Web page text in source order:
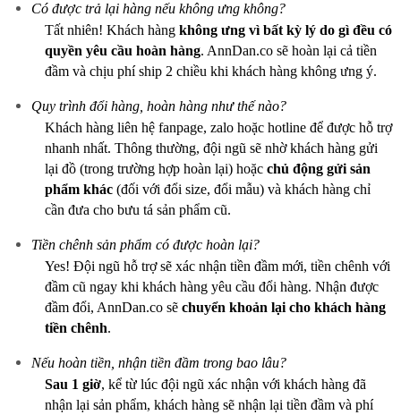
Có được trả lại hàng nếu không ưng không?
Tất nhiên! Khách hàng không ưng vì bất kỳ lý do gì đều có
quyền yêu cầu hoàn hàng. AnnDan.co sẽ hoàn lại cả tiền
đầm và chịu phí ship 2 chiều khi khách hàng không ưng ý.
Quy trình đổi hàng, hoàn hàng như thế nào?
Khách hàng liên hệ fanpage, zalo hoặc hotline để được hỗ trợ
nhanh nhất. Thông thường, đội ngũ sẽ nhờ khách hàng gửi
lại đồ (trong trường hợp hoàn lại) hoặc chủ động gửi sản
phẩm khác (đối với đổi size, đổi mẫu) và khách hàng chỉ
cần đưa cho bưu tá sản phẩm cũ.
Tiền chênh sản phẩm có được hoàn lại?
Yes! Đội ngũ hỗ trợ sẽ xác nhận tiền đầm mới, tiền chênh với
đầm cũ ngay khi khách hàng yêu cầu đổi hàng. Nhận được
đầm đổi, AnnDan.co sẽ chuyển khoản lại cho khách hàng
tiền chênh.
Nếu hoàn tiền, nhận tiền đầm trong bao lâu?
Sau 1 giờ, kể từ lúc đội ngũ xác nhận với khách hàng đã
nhận lại sản phẩm, khách hàng sẽ nhận lại tiền đầm và phí